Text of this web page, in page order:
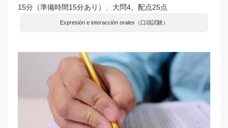
15分（準備時間15分あり）、大問4、配点25点
Expresión e interacción orales（口頭試験）